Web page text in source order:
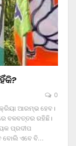
0
ଆରମ୍ଭ ହେବ।
ବଳବତ୍ତର ରହିଛି।
ପ୍ରଦୀପ
ଏବେ ବି…